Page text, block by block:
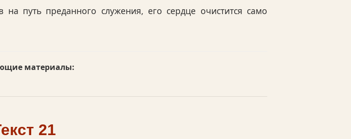
на путь преданного служения, его сердце очистится само
материалы:
21